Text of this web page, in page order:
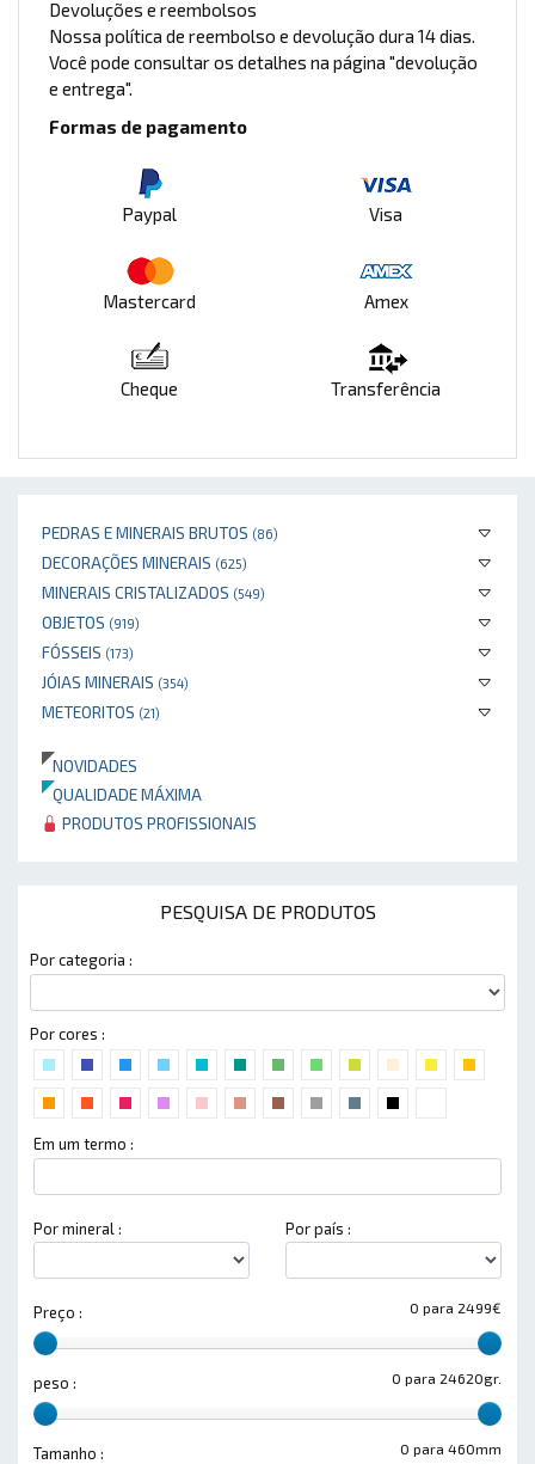
PEDRAS E MINERAIS BRUTOS (86)
DECORAÇÕES MINERAIS (625)
MINERAIS CRISTALIZADOS (549)
OBJETOS (919)
FÓSSEIS (173)
JÓIAS MINERAIS (354)
METEORITOS (21)
NOVIDADES
QUALIDADE MÁXIMA
PRODUTOS PROFISSIONAIS
PESQUISA DE PRODUTOS
Por categoria :
Por cores :
Em um termo :
Por mineral : Por país :
0 para 2499€
Preço :
0 para 24620gr.
peso :
0 para 460mm
Tamanho :
Devoluções e reembolsos
Nossa política de reembolso e devolução dura 14 dias.
Você pode consultar os detalhes na página "devolução
e entrega".
Formas de pagamento
Paypal Visa
Mastercard Amex
Cheque Transferência